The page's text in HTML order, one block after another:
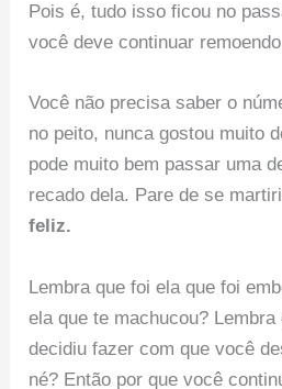
Pois é, tudo isso ficou no
você deve continuar
Você não precisa saber o
no peito, nunca gostou muito
pode muito bem passar uma
recado dela. Pare de se
feliz.
Lembra que foi ela que foi
ela que te machucou? Lembra
decidiu fazer com que você
né? Então por que você